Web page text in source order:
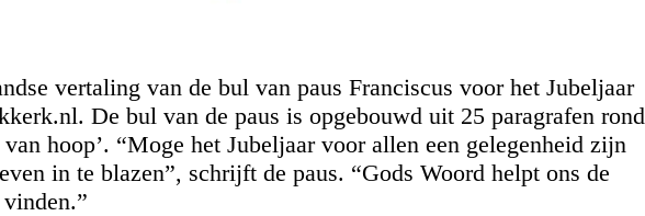
vertaling van de bul van paus Franciscus voor het Jubeljaar
De bul van de paus is opgebouwd uit 25 paragrafen rond
hoop’. “Moge het Jubeljaar voor allen een gelegenheid zijn
in te blazen”, schrijft de paus. “Gods Woord helpt ons de